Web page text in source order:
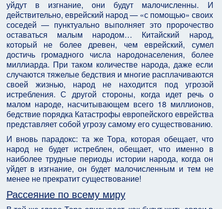
уйдут в изгнание, они будут малочисленны. И
действительно, еврейский народ — «с помощью» своих
соседей — пунктуально выполняет это пророчество
оставаться малым народом… Китайский народ,
который не более древен, чем еврейский, сумел
достичь громадного числа народонаселения, более
миллиарда. При таком количестве народа, даже если
случаются тяжелые бедствия и многие расплачиваются
своей жизнью, народ не находится под угрозой
истребления. С другой стороны, когда идет речь о
малом народе, насчитывающем всего 18 миллионов,
бедствие порядка Катастрофы европейского еврейства
представляет собой угрозу самому его существованию.
И вновь парадокс: та же Тора, которая обещает, что
народ не будет истреблен, обещает, что именно в
наиболее трудные периоды истории народа, когда он
уйдет в изгнание, он будет малочисленным и тем не
менее не прекратит существование!
Рассеяние по всему миру